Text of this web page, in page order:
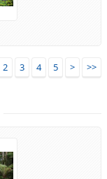
2 3 4 5 > >>